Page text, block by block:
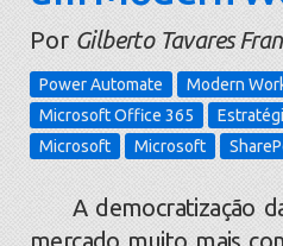
Por Gilberto Tavares
Power Automate Modern
Microsoft Office 365
Microsoft
Microsoft
A democratização